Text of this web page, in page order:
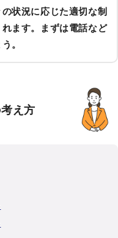
状況に応じた適切な制
ます。まずは電話など
。
え方